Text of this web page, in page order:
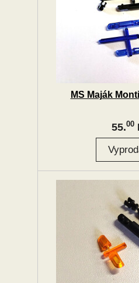
MS Maják
55.00